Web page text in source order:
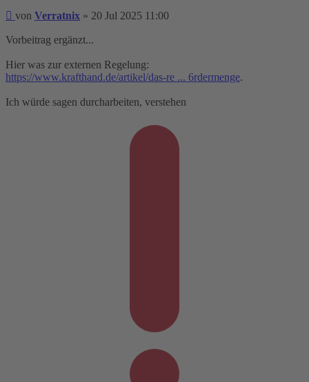
Beitrag
von Verratnix » 20 Jul 2025 11:00
Vorbeitrag ergänzt...
Hier was zur externen Regelung:
https://www.krafthand.de/artikel/das-re ... 6rdermenge.
Ich würde sagen durcharbeiten, verstehen